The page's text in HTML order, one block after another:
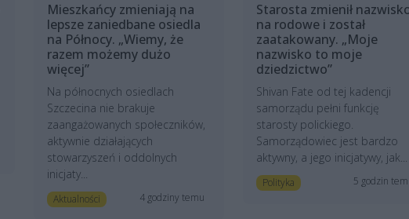
Mieszkańcy zmieniają na
lepsze zaniedbane osiedla
na Północy. „Wiemy, że
razem możemy dużo
więcej”
Na północnych osiedlach
Szczecina nie brakuje
zaangażowanych społeczników,
aktywnie działających
stowarzyszeń i oddolnych
inicjaty...
Aktualności 4 godziny temu
Starosta zmienił
na rodowe i został
zaatakowany. „Moje
nazwisko to moje
dziedzictwo”
Shivan Fate od tej kadencji
samorządu pełni funkcję
starosty polickiego.
Samorządowiec jest bardzo
aktywny, a jego inicjatywy, jak...
Polityka 5 godzin